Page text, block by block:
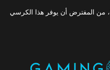
"ابتداءً من طراز Master لعام 2023، من المفترض أن يوفر هذا الكرسي